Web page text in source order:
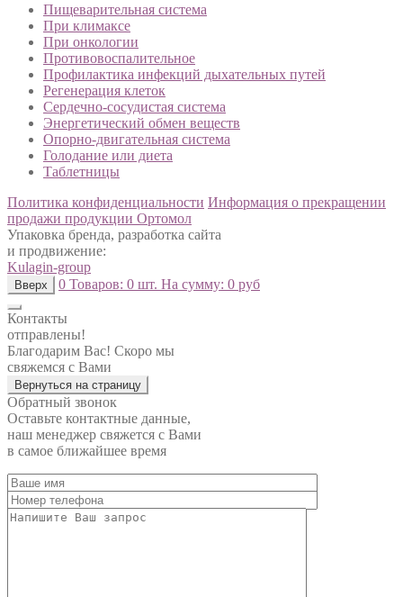
Пищеварительная система
При климаксе
При онкологии
Противовоспалительное
Профилактика инфекций дыхательных путей
Регенерация клеток
Сердечно-сосудистая система
Энергетический обмен веществ
Опорно-двигательная система
Голодание или диета
Таблетницы
Политика конфиденциальности Информация о прекращении
продажи продукции Ортомол
Упаковка бренда, разработка сайта
и продвижение:
Kulagin-group
Вверх 0 Товаров: 0 шт. На сумму: 0 руб
Контакты
отправлены!
Благодарим Вас! Скоро мы
свяжемся с Вами
Вернуться на страницу
Обратный звонок
Оставьте контактные данные,
наш менеджер свяжется с Вами
в самое ближайшее время